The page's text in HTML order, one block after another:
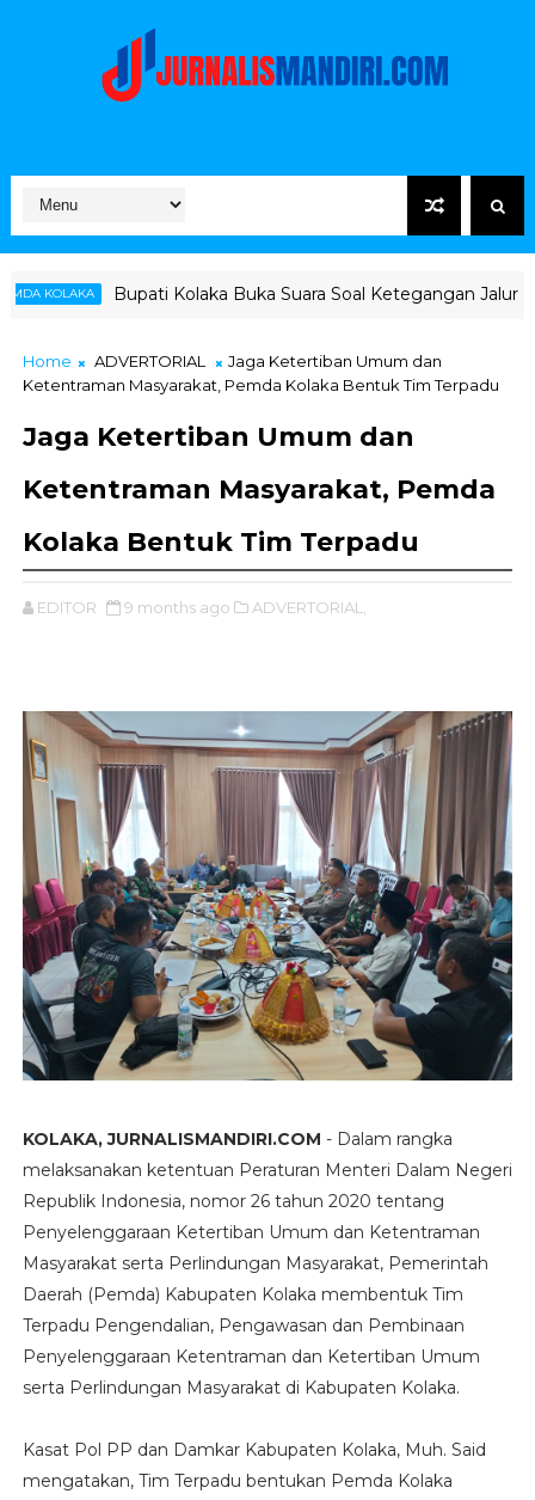
Kolaka Buka Suara Soal Ketegangan Jalur Hauling Pomalaa
Home ADVERTORIAL
Jaga Ketertiban Umum dan
Ketentraman Masyarakat, Pemda Kolaka Bentuk Tim Terpadu
Jaga Ketertiban Umum dan
Ketentraman Masyarakat, Pemda
Kolaka Bentuk Tim Terpadu
EDITOR 9 months ago ADVERTORIAL,
KOLAKA, JURNALISMANDIRI.COM - Dalam rangka
melaksanakan ketentuan Peraturan Menteri Dalam Negeri
Republik Indonesia, nomor 26 tahun 2020 tentang
Penyelenggaraan Ketertiban Umum dan Ketentraman
Masyarakat serta Perlindungan Masyarakat, Pemerintah
Daerah (Pemda) Kabupaten Kolaka membentuk Tim
Terpadu Pengendalian, Pengawasan dan Pembinaan
Penyelenggaraan Ketentraman dan Ketertiban Umum
serta Perlindungan Masyarakat di Kabupaten Kolaka.
Kasat Pol PP dan Damkar Kabupaten Kolaka, Muh. Said
mengatakan, Tim Terpadu bentukan Pemda Kolaka